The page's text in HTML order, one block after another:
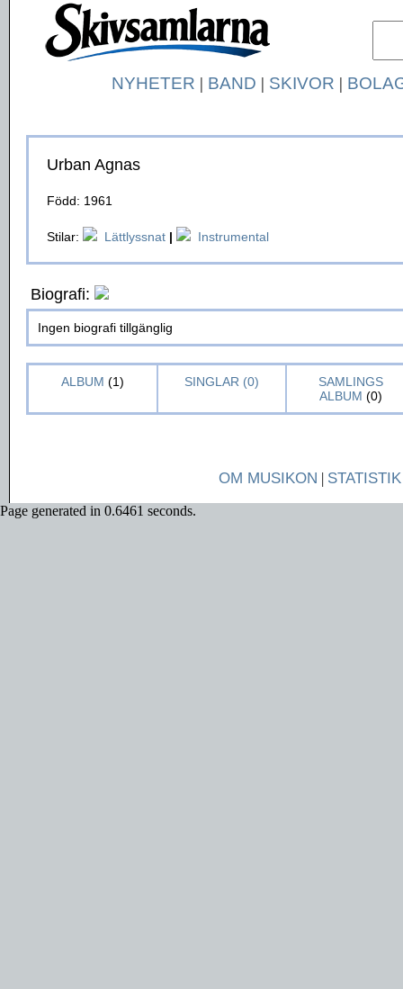
NYHETER | BAND | SKIVOR |
Urban Agnas
Född: 1961
Stilar: Lättlyssnat | Instrumental
Biografi:
Ingen biografi tillgänglig
ALBUM (1) SINGLAR (0)
SAMLINGS
ALBUM (0)
OM MUSIKON | STATISTIK
Page generated in 0.6461 seconds.